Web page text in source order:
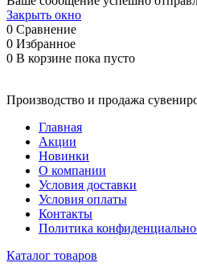
Закрыть окно
0 Сравнение
0 Избранное
0 В корзине пока пусто
Производство и продажа
Главная
Акции
Новинки
О компании
Условия доставки
Условия оплаты
Контакты
Политика
Каталог товаров